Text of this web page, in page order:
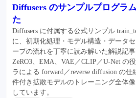
Diffusers のサンプルプログラ
た
Diffusers に付属する公式サンプル
に、初期化処理・モデル構造・データ
ープの流れを丁寧に読み解いた解説記事
ZeRO3、EMA、VAE／CLIP／U-Net の
ラによる forward／reverse diffusion の
件付き拡散モデルのトレーニング全体
しています。